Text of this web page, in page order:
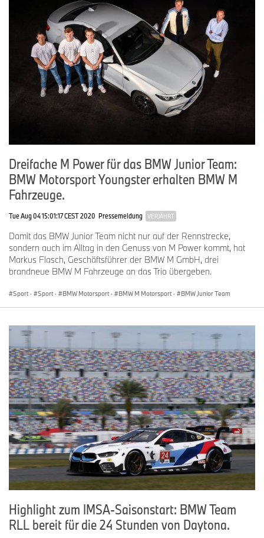
Charles Weerts BEL 01.03.2001 2023
Marco Wittmann GER 24.11.1989 2012
Dreifache M Power für das BMW Junior Team:
BMW Motorsport Youngster erhalten BMW M
Fahrzeuge.
Tue Aug 04 15:01:17 CEST 2020 Pressemeldung VERJÄHRT
Damit das BMW Junior Team nicht nur auf der Rennstrecke,
sondern auch im Alltag in den Genuss von M Power kommt, hat
Markus Flasch, Geschäftsführer der BMW M GmbH, drei
brandneue BMW M Fahrzeuge an das Trio übergeben.
Sport · Sport · BMW Motorsport · BMW M Motorsport · BMW Junior Team
Highlight zum IMSA-Saisonstart: BMW Team
RLL bereit für die 24 Stunden von Daytona.